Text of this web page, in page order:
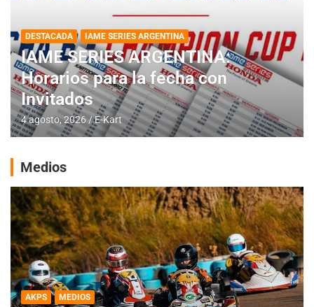
DESTACADA IAME SERIES ARGENTINA
IAME SERIES ARGENTINA:
Horarios para la fecha con
Invitados
4 agosto, 2026 E-Kart
Medios
AKPS MEDIOS